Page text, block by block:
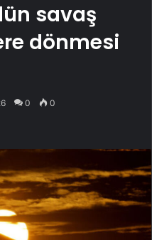
savaş
dönmesi
0 0